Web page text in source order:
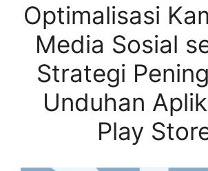
Optimalisasi
Media Sosial
Strategi
Unduhan
Play